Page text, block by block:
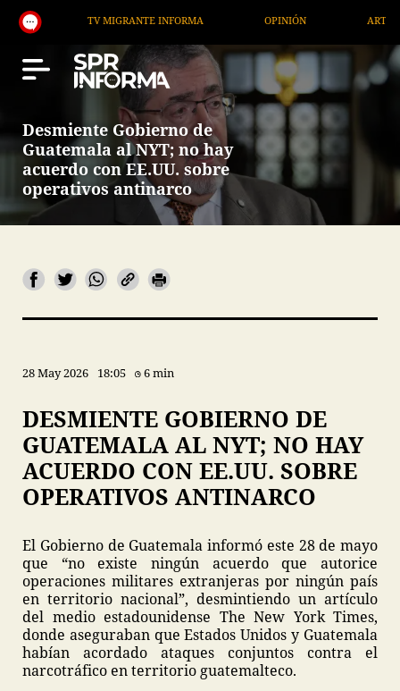
TV MIGRANTE INFORMA ARTÍCULOS
Desmiente Gobierno de
Guatemala al NYT; no hay
acuerdo con EE.UU. sobre
operativos antinarco
28 May 2026 18:05 6 min
DESMIENTE GOBIERNO DE
GUATEMALA AL NYT; NO HAY
ACUERDO CON EE.UU. SOBRE
OPERATIVOS ANTINARCO
El Gobierno de Guatemala informó este 28 de mayo
que “no existe ningún acuerdo que autorice
operaciones militares extranjeras por ningún país
en territorio nacional”, desmintiendo un artículo
del medio estadounidense The New York Times,
donde aseguraban que Estados Unidos y Guatemala
habían acordado ataques conjuntos contra el
narcotráfico en territorio guatemalteco.